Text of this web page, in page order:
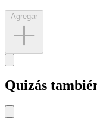
Quizás